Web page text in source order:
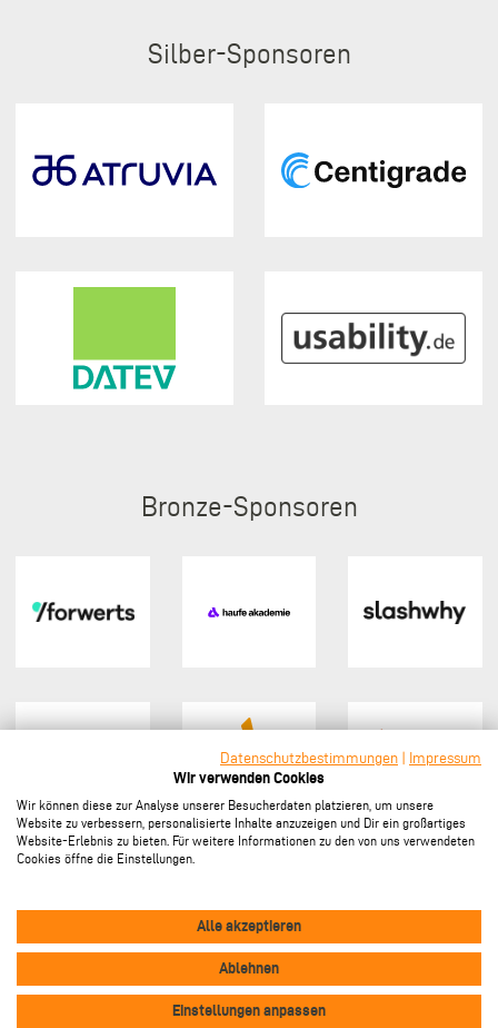
Silber
Bronze
Datenschutz Kontakt
Datenschutzbestimmungen
Impressum
Wir verwenden Cookies
Wir können diese zur Analyse unserer Besucherdaten platzieren, um unsere
Website zu verbessern, personalisierte Inhalte anzuzeigen und Dir ein großartiges
Website-Erlebnis zu bieten. Für weitere Informationen zu den von uns verwendeten
Cookies öffne die Einstellungen.
Alle akzeptieren
Ablehnen
Einstellungen anpassen